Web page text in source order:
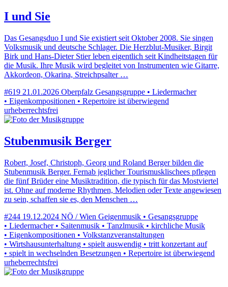
I und Sie
Das Gesangsduo I und Sie existiert seit Oktober 2008. Sie singen
Volksmusik und deutsche Schlager. Die Herzblut-Musiker, Birgit
Birk und Hans-Dieter Stier leben eigentlich seit Kindheitstagen für
die Musik. Ihre Musik wird begleitet von Instrumenten wie Gitarre,
Akkordeon, Okarina, Streichpsalter …
#619 21.01.2026 Oberpfalz Gesangsgruppe • Liedermacher
• Eigenkompositionen • Repertoire ist überwiegend
urheberrechtsfrei
Stubenmusik Berger
Robert, Josef, Christoph, Georg und Roland Berger bilden die
Stubenmusik Berger. Fernab jeglicher Tourismusklischees pflegen
die fünf Brüder eine Musiktradition, die typisch für das Mostviertel
ist. Ohne auf moderne Rhythmen, Melodien oder Texte angewiesen
zu sein, schaffen sie es, den Menschen …
#244 19.12.2024 NÖ / Wien Geigenmusik • Gesangsgruppe
• Liedermacher • Saitenmusik • Tanzlmusik • kirchliche Musik
• Eigenkompositionen • Volkstanzveranstaltungen
• Wirtshausunterhaltung • spielt auswendig • tritt konzertant auf
• spielt in wechselnden Besetzungen • Repertoire ist überwiegend
urheberrechtsfrei